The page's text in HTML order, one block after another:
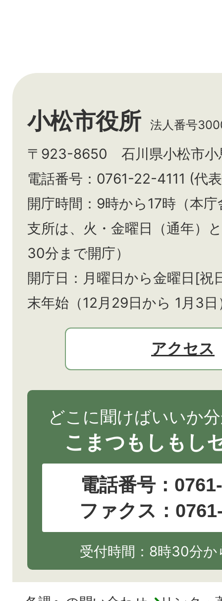
小松市役所 法人番号
〒923-8650 石川県小松市小
電話番号：0761-22-4111 (代
開庁時間：9時から17時（本
支所は、火・金曜日（通年）と
30分まで開庁）
開庁日：月曜日から金曜日[祝
末年始（12月29日から 1月3
アクセス
どこに聞けばいいか
こまつもしもし
電話番号：
ファクス：
受付時間：8時30分